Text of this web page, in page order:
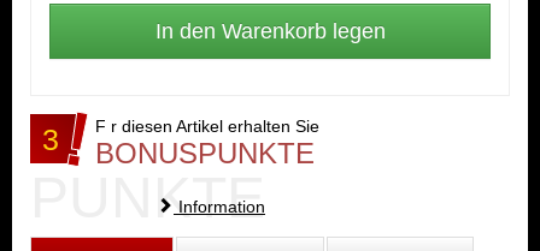
3 F r diesen Artikel erhalten Sie
BONUSPUNKTE
PUNKTE
Information